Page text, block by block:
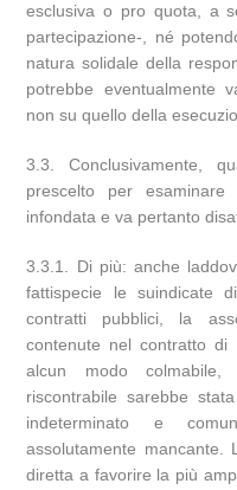
esclusiva o pro quota, a
partecipazione-, né
natura solidale della
potrebbe eventualmente
non su quello della
3.3. Conclusivamente,
prescelto per
infondata e va pertanto
3.3.1. Di più: anche
fattispecie le suindicate
contratti pubblici, la
contenute nel contratto di
alcun modo colmabile,
riscontrabile sarebbe
indeterminato e
assolutamente mancante.
diretta a favorire la più